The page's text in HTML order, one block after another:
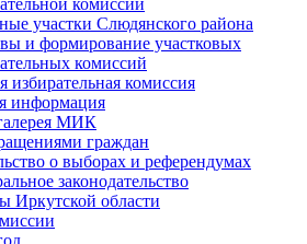
комиссии
участки Слюдянского района
и формирование участковых
комиссий
избирательная комиссия
информация
МИК
граждан
о выборах и референдумах
законодательство
Иркутской области